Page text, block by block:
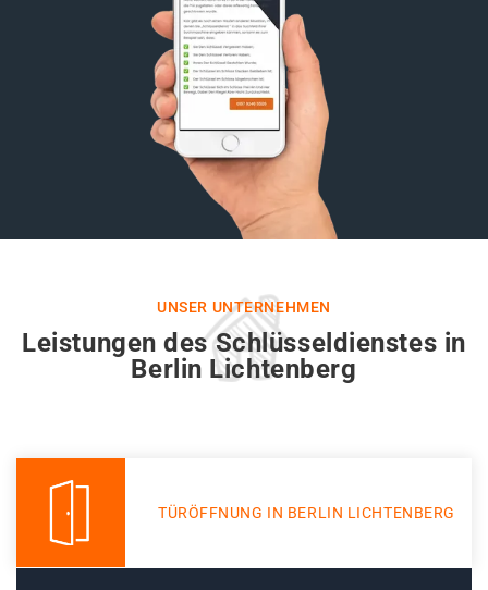
UNSER UNTERNEHMEN
Leistungen des Schlüsseldienstes in
Berlin Lichtenberg
TÜRÖFFNUNG IN BERLIN LICHTENBERG